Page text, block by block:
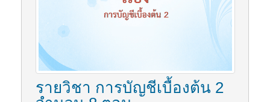
รายวิชา การบัญชีเบื้องต้น 2